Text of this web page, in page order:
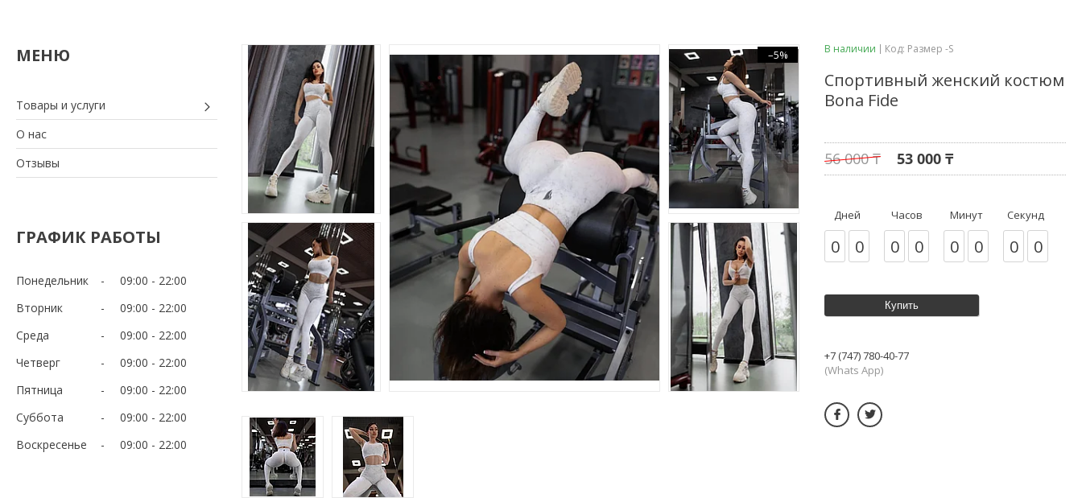
Товары и услуги
О нас
Отзывы
ГРАФИК РАБОТЫ
Понедельник 09:00
22:00
Вторник
09:00
22:00
Среда
09:00
22:00
Четверг
09:00
22:00
Пятница
09:00
22:00
Суббота
09:00
22:00
Воскресенье
09:00 22:00
–5% В наличии Код: Размер -S
Спортивный женский костюм
Bona Fide
56 000 ₸ 53 000 ₸
Дней
0 0
Часов
0 0
Минут
0 0
Секунд
0 0
Купить
+7 (747) 780-40-77
(Whats App)